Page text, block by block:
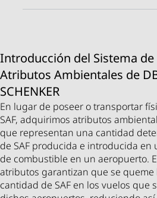
Al usarse, el SAF puede
combustibles fósiles
). Esto hace que el SAF sea un
en el esfuerzo por
aéreo y reducir la huella de
operaciones logísticas. El CO2
plantas es aproximadamente
emitido al quemar el
ciclo cerrado del carbono.
1 WTW: Well-to-wheel (life-cycle-)
2 WTT: Well-to-tank (upstream-)
3 TTW: Tank-to-wheel (downstream-)
Introducción del Sistema de
Atributos Ambientales de
SCHENKER
En lugar de poseer o transportar
SAF, adquirimos atributos
que representan una cantidad
de SAF producida e introducida en
de combustible en un aeropuerto.
atributos garantizan que se queme
cantidad de SAF en los vuelos que